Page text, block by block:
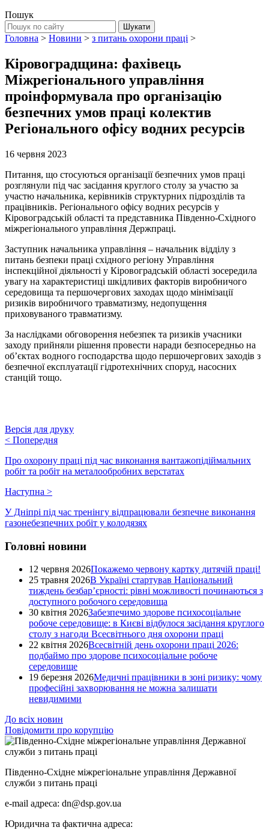
Пошук
Головна > Новини > з питань охорони праці >
Кіровоградщина: фахівець
Міжрегіонального управління
проінформувала про організацію
безпечних умов праці колектив
Регіонального офісу водних ресурсів
16 червня 2023
Питання, що стосуються організації безпечних умов праці
розглянули під час засідання круглого столу за участю за
участю начальника, керівників структурних підрозділів та
працівників. Регіонального офісу водних ресурсів у
Кіровоградській області та представника Південно-Східного
міжрегіонального управління Держпраці.
Заступник начальника управління – начальник відділу з
питань безпеки праці східного регіону Управління
інспекційної діяльності у Кіровоградській області зосередила
увагу на характеристиці шкідливих факторів виробничого
середовища та першочергових заходах щодо мінімізації
ризиків виробничого травматизму, недопущення
приховуваного травматизму.
За наслідками обговорення небезпек та ризиків учасники
заходу прийняли рішення провести наради безпосередньо на
об’єктах водного господарства щодо першочергових заходів з
безпечної експлуатації гідротехнічних споруд, насосних
станцій тощо.
Версія для друку
< Попередня
Про охорону праці під час виконання вантажопідіймальних
робіт та робіт на металообробних верстатах
Наступна >
У Дніпрі під час тренінгу відпрацювали безпечне виконання
газонебезпечних робіт у колодязях
Головні новини
12 червня 2026Покажемо червону картку дитячій праці!
25 травня 2026В Україні стартував Національний
тиждень безбар’єрності: рівні можливості починаються з
доступного робочого середовища
30 квітня 2026Забезпечимо здорове психосоціальне
робоче середовище: в Києві відбулося засідання круглого
столу з нагоди Всесвітнього дня охорони праці
22 квітня 2026Всесвітній день охорони праці 2026:
подбаймо про здорове психосоціальне робоче
середовище
19 березня 2026Медичні працівники в зоні ризику: чому
професійні захворювання не можна залишати
невидимими
До всіх новин
Повідомити про корупцію
Південно-Східне міжрегіональне управління Державної
служби з питань праці
e-mail адреса: dn@dsp.gov.ua
Юридична та фактична адреса: